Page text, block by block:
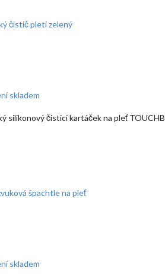
čistič pleti zelený
skladem
silikonový čisticí kartáček na pleť
špachtle na pleť
skladem